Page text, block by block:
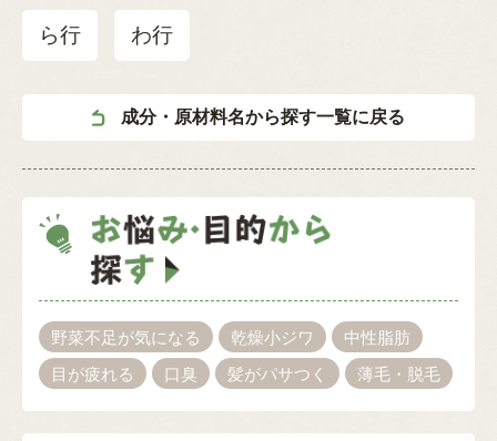
ら行 わ行
成分・原材料名から探す一覧に戻る
野菜不足が気になる 乾燥小ジワ
中性脂肪
目が疲れる
口臭 髪がパサつく 薄毛・脱毛